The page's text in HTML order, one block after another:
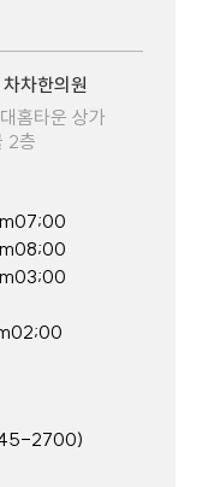
차한의원
홈타운 상가
2층
2700)